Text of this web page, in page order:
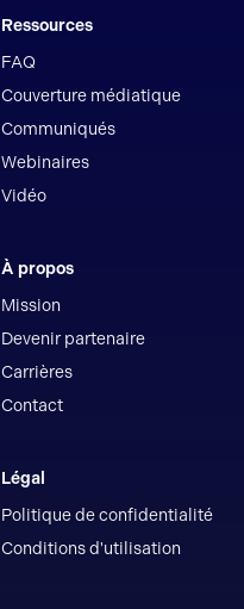
Ressources
FAQ
Couverture médiatique
Communiqués
Webinaires
Vidéo
À propos
Mission
Devenir partenaire
Carrières
Contact
Légal
Politique de confidentialité
Conditions d'utilisation